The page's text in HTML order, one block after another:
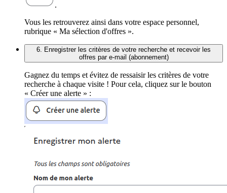
.
Vous les retrouverez ainsi dans votre espace personnel,
rubrique « Ma sélection d'offres ».
6. Enregistrer les critères de votre recherche et recevoir les
offres par e-mail (abonnement)
Gagnez du temps et évitez de ressaisir les critères de votre
recherche à chaque visite ! Pour cela, cliquez sur le bouton
« Créer une alerte » :